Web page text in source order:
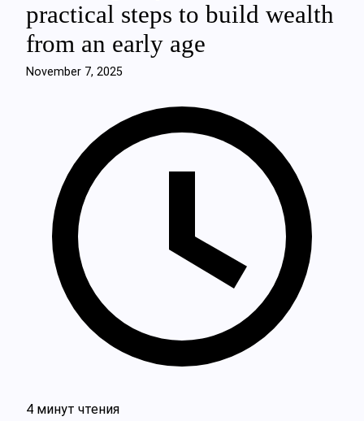
practical steps to build wealth
from an early age
November 7, 2025
4 минут чтения